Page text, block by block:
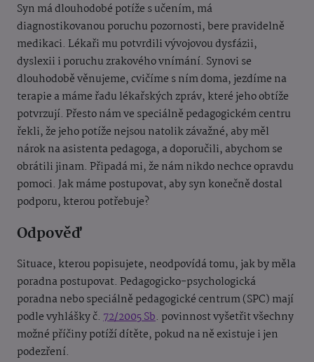
Syn má dlouhodobé potíže s učením, má
diagnostikovanou poruchu pozornosti, bere pravidelně
medikaci. Lékaři mu potvrdili vývojovou dysfázii,
dyslexii i poruchu zrakového vnímání. Synovi se
dlouhodobě věnujeme, cvičíme s ním doma, jezdíme na
terapie a máme řadu lékařských zpráv, které jeho obtíže
potvrzují. Přesto nám ve speciálně pedagogickém centru
řekli, že jeho potíže nejsou natolik závažné, aby měl
nárok na asistenta pedagoga, a doporučili, abychom se
obrátili jinam. Připadá mi, že nám nikdo nechce opravdu
pomoci. Jak máme postupovat, aby syn konečně dostal
podporu, kterou potřebuje?
Odpověď
Situace, kterou popisujete, neodpovídá tomu, jak by měla
poradna postupovat. Pedagogicko-psychologická
poradna nebo speciálně pedagogické centrum (SPC) mají
podle vyhlášky č. 72/2005 Sb. povinnost vyšetřit všechny
možné příčiny potíží dítěte, pokud na ně existuje i jen
podezření.